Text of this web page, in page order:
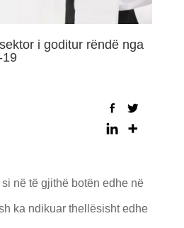
i goditur rëndë nga
19
në të gjithë botën edhe në
ka ndikuar thellësisht edhe